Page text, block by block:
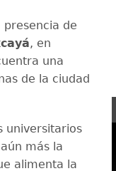
de
, en
una
de la ciudad
universitarios
más la
alimenta la